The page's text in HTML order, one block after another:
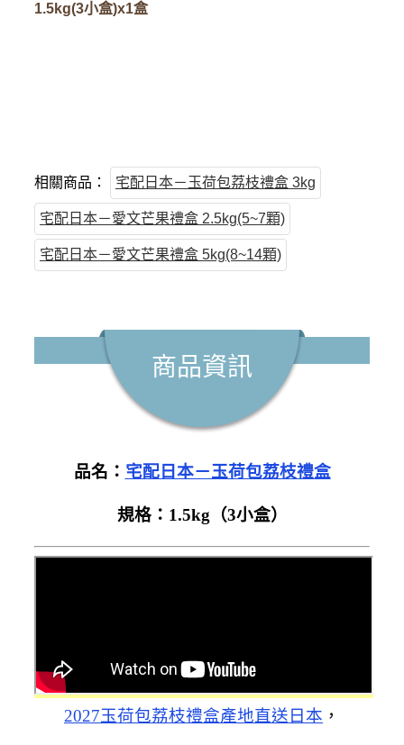
1.5kg(3小盒)x1盒
相關商品： 宅配日本－玉荷包荔枝禮盒 3kg
宅配日本－愛文芒果禮盒 2.5kg(5~7顆)
宅配日本－愛文芒果禮盒 5kg(8~14顆)
商品資訊
品名： 宅配日本－玉荷包荔枝禮盒
規格：1.5kg（3小盒）
2027玉荷包荔枝禮盒產地直送日本 ，